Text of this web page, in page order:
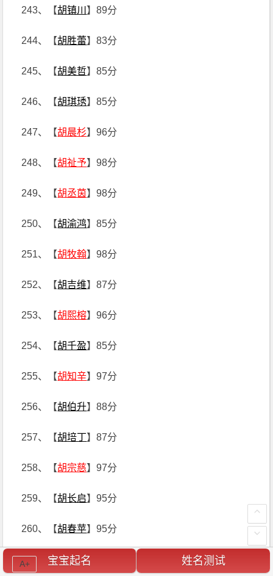
243、【胡镇川 】89分
244、【胡胜蕾】83分
245、【胡美哲】85分
246、【胡琪琇】85分
247、【胡晨杉】96分
248、【胡祉予】98分
249、【胡丞茵】98分
250、【胡渝鸿】85分
251、【胡牧翰】98分
252、【胡吉维】87分
253、【胡熙榕】96分
254、【胡千盈】85分
255、【胡知辛】97分
256、【胡伯升】88分
257、【胡培丁】87分
258、【胡宗慈】97分
259、【胡长启】95分
260、【胡春苹】95分
261、【胡炳寅】98分
宝宝起名 姓名测试
A+